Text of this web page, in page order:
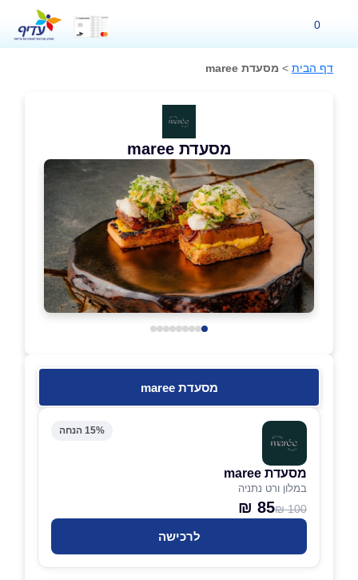
0
דף הבית > מסעדת maree
מסעדת maree
מסעדת maree
15% הנחה
מסעדת maree
במלון ורט נתניה
100 ₪
85 ₪
לרכישה